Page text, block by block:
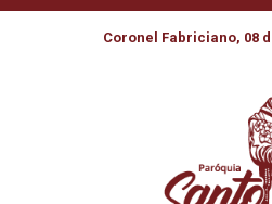
Coronel Fabriciano, 08
PRESIDÊNCIA
QUE